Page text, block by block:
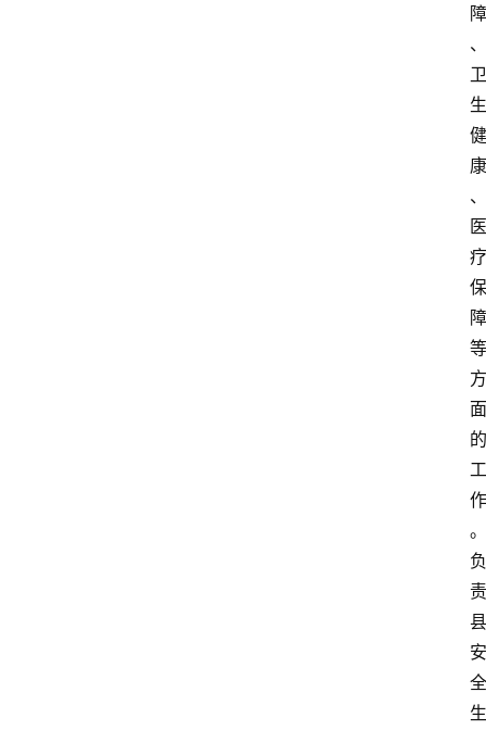
障
、
卫
生
健
康
、
医
疗
保
障
等
方
面
的
工
作
。
负
责
县
安
全
生